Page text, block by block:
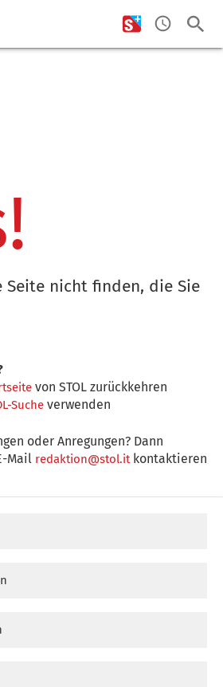
nicht finden, die Sie
von STOL zurückkehren
Suche verwenden
oder Anregungen? Dann
Mail redaktion@stol.itkontaktieren